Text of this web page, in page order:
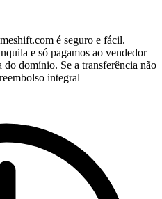
é seguro e fácil.
e só pagamos ao vendedor
do domínio. Se a transferência não
integral